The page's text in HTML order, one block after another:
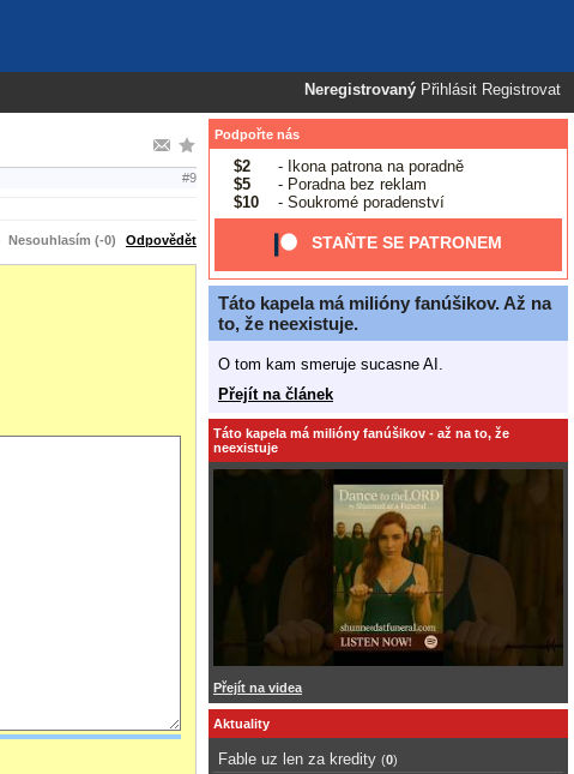
Neregistrovaný Přihlásit Registrovat
#9
Nesouhlasím (-0) Odpovědět
Podpořte nás
$2
- Ikona patrona na poradně
$5
- Poradna bez reklam
$10
- Soukromé poradenství
STAŇTE SE PATRONEM
Táto kapela má milióny fanúšikov. Až na
to, že neexistuje.
O tom kam smeruje sucasne AI.
Přejít na článek
Táto kapela má milióny fanúšikov - až na to, že
neexistuje
Přejít na videa
Aktuality
Fable uz len za kredity (0)